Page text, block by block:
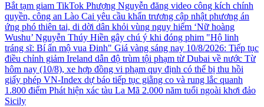
Bắt tạm giam TikTok Phượng Nguyễn đăng video công kích chính
quyền, công an Lào Cai yêu cầu khẩn trương cập nhật phương án
ứng phó thiên tai, di dời dân khỏi vùng nguy hiểm ‘Nữ hoàng
Wushu’ Nguyễn Thúy Hiền gây chú ý khi đóng phim "Hộ linh
tráng sĩ: Bí ẩn mộ vua Đinh" Giá vàng sáng nay 10/8/2026: Tiếp tục
điều chỉnh giảm Ireland dẫn độ trùm tội phạm từ Dubai về nước Từ
hôm nay (10/8), xe hợp đồng vi phạm quy định có thể bị thu hồi
giấy phép VN-Index dự báo tiếp tục giằng co và rung lắc quanh
1.800 điểm Phát hiện xác tàu La Mã 2.000 năm tuổi ngoài khơi đảo
Sicily